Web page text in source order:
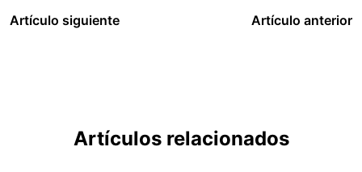
Artículo siguiente Artículo anterior
Artículos relacionados